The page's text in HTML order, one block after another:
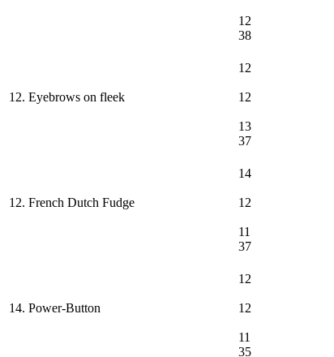
12
38
12. Eyebrows on fleek
12
12
13
37
12. French Dutch Fudge
14
12
11
37
14. Power-Button
12
12
11
35